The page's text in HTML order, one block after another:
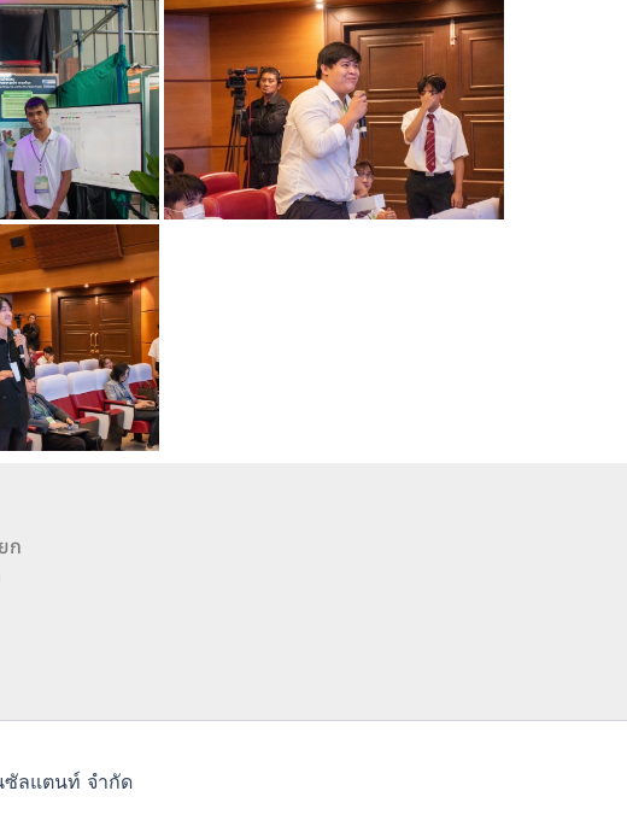
ก
ซัลแตนท์ จำกัด